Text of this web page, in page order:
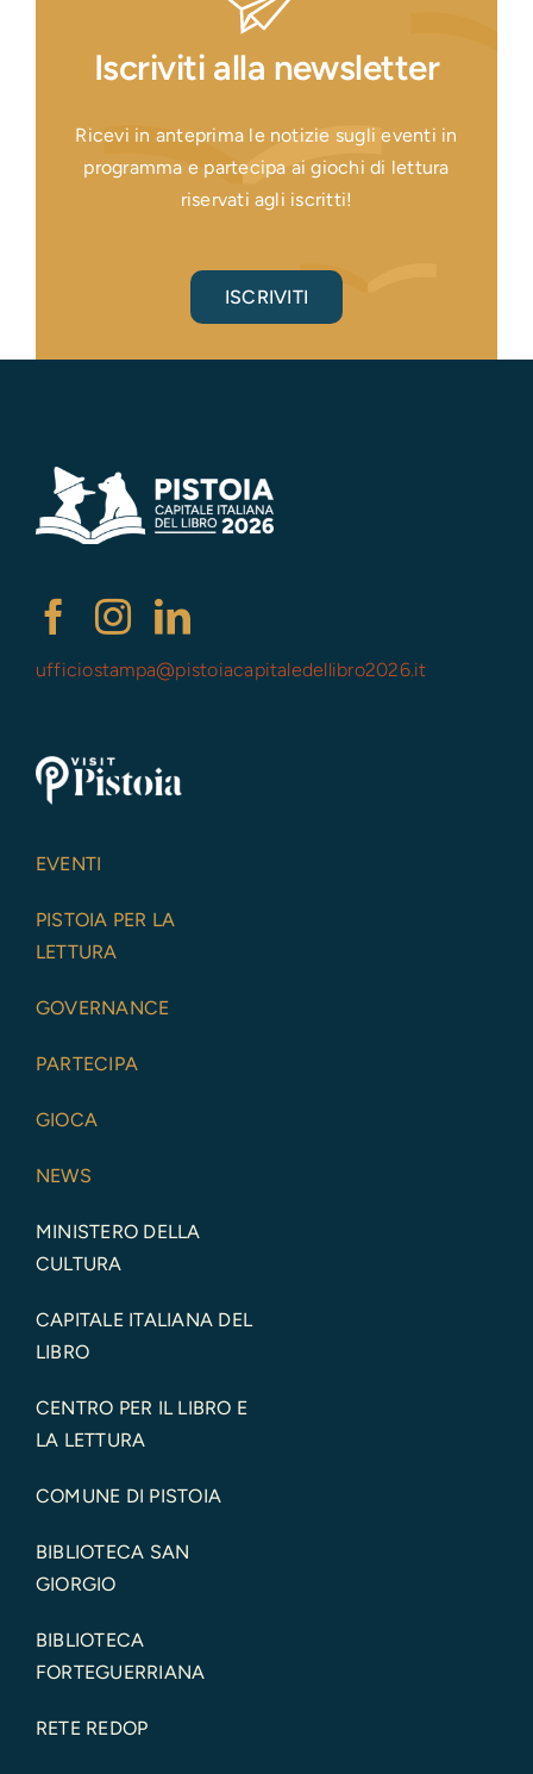
Iscriviti alla newsletter
Ricevi in anteprima le notizie sugli eventi in
programma e partecipa ai giochi di lettura
riservati agli iscritti!
ISCRIVITI
ufficiostampa@pistoiacapitaledellibro2026.it
EVENTI
PISTOIA PER LA
LETTURA
GOVERNANCE
PARTECIPA
GIOCA
NEWS
MINISTERO DELLA
CULTURA
CAPITALE ITALIANA DEL
LIBRO
CENTRO PER IL LIBRO E
LA LETTURA
COMUNE DI PISTOIA
BIBLIOTECA SAN
GIORGIO
BIBLIOTECA
FORTEGUERRIANA
RETE REDOP